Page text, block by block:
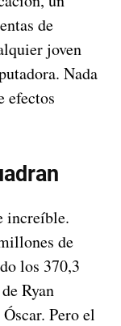
de
joven
Nada
efectos
increíble.
de
los 370,3
Ryan
Pero el